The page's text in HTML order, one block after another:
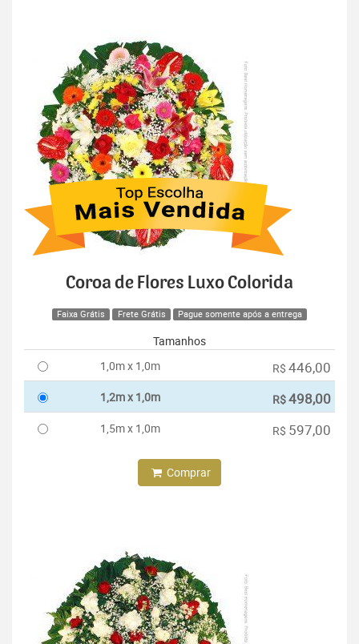
Coroa de Flores Luxo Colorida
Faixa Grátis Frete Grátis Pague somente após a entrega
Tamanhos
1,0m x 1,0m
R$ 446,00
1,2m x 1,0m R$498,00
1,5m x 1,0m R$ 597,00
Comprar